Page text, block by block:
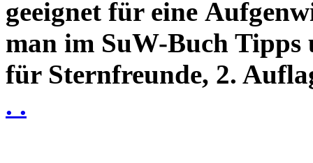
geeignet für eine
man im SuW-Buch Tipps
für Sternfreunde, 2.
. .